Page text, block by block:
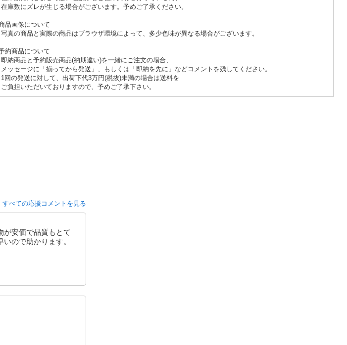
庫数にズレが生じる場合がございます。予めご了承ください。
品画像について
真の商品と実際の商品はブラウザ環境によって、多少色味が異なる場合がございます。
約商品について
納商品と予約販売商品(納期違い)を一緒にご注文の場合、
ッセージに「揃ってから発送」、もしくは「即納を先に」などコメントを残してください。
回の発送に対して、出荷下代3万円(税抜)未満の場合は送料を
負担いただいておりますので、予めご了承下さい。
すべての応援コメントを見る
が安価で品質もとて
ので助かります。